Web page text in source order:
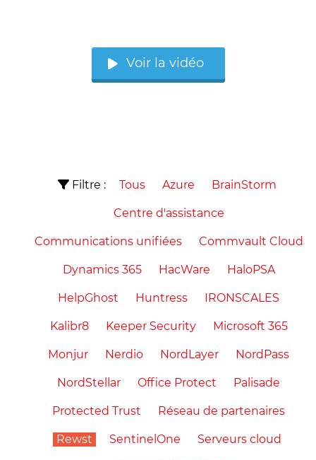
Voir la vidéo
Filtre : Tous Azure BrainStorm
Centre d'assistance
Communications unifiées Commvault Cloud
Dynamics 365 HacWare HaloPSA
HelpGhost Huntress IRONSCALES
Kalibr8 Keeper Security Microsoft 365
Monjur Nerdio NordLayer NordPass
NordStellar Office Protect Palisade
Protected Trust Réseau de partenaires
Rewst SentinelOne Serveurs cloud